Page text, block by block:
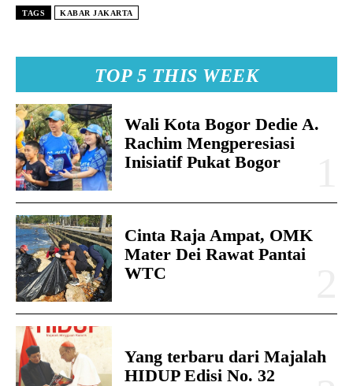
TOP 5 THIS WEEK
Wali Kota Bogor Dedie A.
Rachim Mengperesiasi
Inisiatif Pukat Bogor
Cinta Raja Ampat, OMK
Mater Dei Rawat Pantai
WTC
Yang terbaru dari Majalah
HIDUP Edisi No. 32
TAGS KABAR JAKARTA